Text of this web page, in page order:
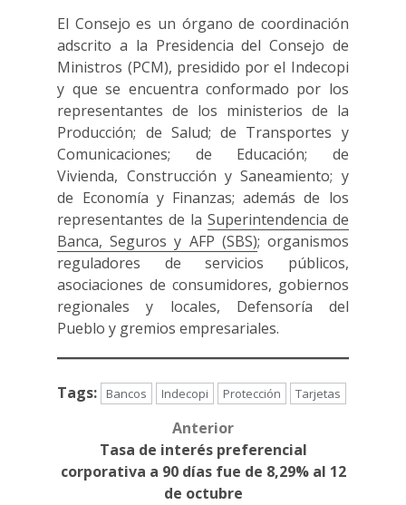
El Consejo es un órgano de coordinación
adscrito a la Presidencia del Consejo de
Ministros (PCM), presidido por el Indecopi
y que se encuentra conformado por los
representantes de los ministerios de la
Producción; de Salud; de Transportes y
Comunicaciones; de Educación; de
Vivienda, Construcción y Saneamiento; y
de Economía y Finanzas; además de los
representantes de la Superintendencia de
Banca, Seguros y AFP (SBS); organismos
reguladores de servicios públicos,
asociaciones de consumidores, gobiernos
regionales y locales, Defensoría del
Pueblo y gremios empresariales.
Tags: Bancos Indecopi Protección Tarjetas
navigation
Anterior
Tasa de interés preferencial
corporativa a 90 días fue de 8,29% al 12
de octubre